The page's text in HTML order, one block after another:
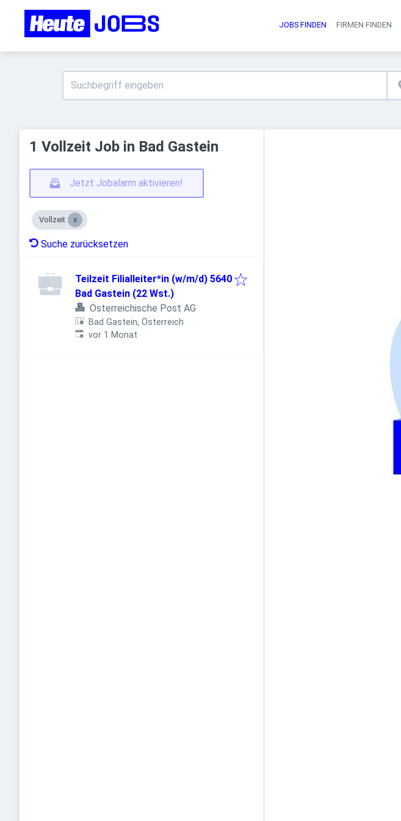
JOBS FINDEN FIRMEN FINDEN
1 Vollzeit Job in Bad Gastein
Jetzt Jobalarm aktivieren!
Vollzeit
Suche zurücksetzen
Teilzeit Filialleiter*in (w/m/d) 5640
Bad Gastein (22 Wst.)
Österreichische Post AG
Bad Gastein, Österreich
Veröffentlicht:
vor 1 Monat